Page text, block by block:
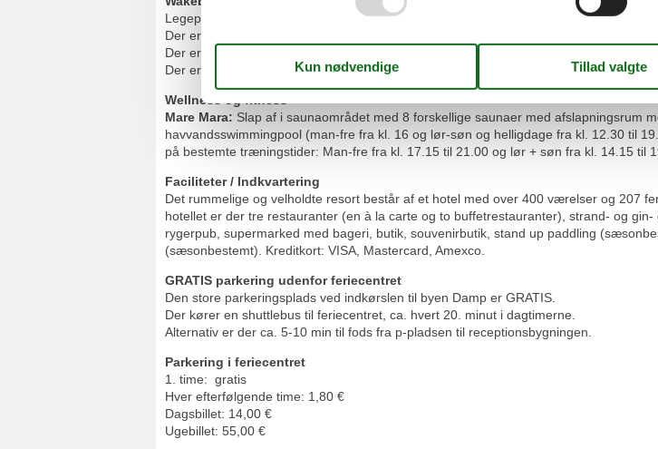
Legepladsudstyr og bolde kan lejes på Ostsee Resort Damp.
Der er et rideanlæg ca. 1 km væk og en golfbane ca. 20 km væk.
Der er udlejning af trækvogne.
Der er udlejning af cykler og strandstole (sæsonbestemt).
Wellness og fitness
Mare Mara: Slap af i saunaområdet med 8 forskellige saunaer med afslapningsrum
havvandsswimmingpool (man-fre fra kl. 16 og lør-søn og helligdage fra kl. 12.30 til
på bestemte træningstider: Man-fre fra kl. 17.15 til 21.00 og lør + søn fra kl. 14.15 til
Faciliteter / Indkvartering
Det rummelige og velholdte resort består af et hotel med over 400 værelser og 207
hotellet er der tre restauranter (en à la carte og to buffetrestauranter), strand- og
rygerpub, supermarked med bageri, butik, souvenirbutik, stand up paddling
(sæsonbestemt). Kreditkort: VISA, Mastercard, Amexco.
GRATIS parkering udenfor feriecentret
Den store parkeringsplads ved indkørslen til byen Damp er GRATIS.
Der kører en shuttlebus til feriecentret, ca. hvert 20. minut i dagtimerne.
Alternativ er der ca. 5-10 min til fods fra p-pladsen til receptionsbygningen.
Parkering i feriecentret
1. time: gratis
Hver efterfølgende time: 1,80 €
Dagsbillet: 14,00 €
Ugebillet: 55,00 €